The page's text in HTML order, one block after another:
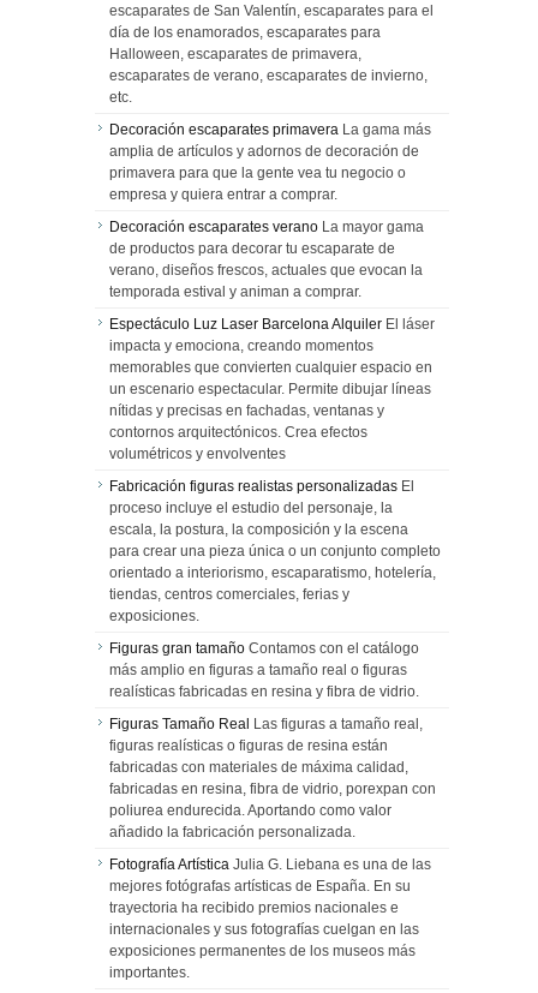
escaparates de San Valentín, escaparates para el
día de los enamorados, escaparates para
Halloween, escaparates de primavera,
escaparates de verano, escaparates de invierno,
etc.
Decoración escaparates primavera La gama más
amplia de artículos y adornos de decoración de
primavera para que la gente vea tu negocio o
empresa y quiera entrar a comprar.
Decoración escaparates verano La mayor gama
de productos para decorar tu escaparate de
verano, diseños frescos, actuales que evocan la
temporada estival y animan a comprar.
Espectáculo Luz Laser Barcelona Alquiler El láser
impacta y emociona, creando momentos
memorables que convierten cualquier espacio en
un escenario espectacular. Permite dibujar líneas
nítidas y precisas en fachadas, ventanas y
contornos arquitectónicos. Crea efectos
volumétricos y envolventes
Fabricación figuras realistas personalizadas El
proceso incluye el estudio del personaje, la
escala, la postura, la composición y la escena
para crear una pieza única o un conjunto completo
orientado a interiorismo, escaparatismo, hotelería,
tiendas, centros comerciales, ferias y
exposiciones.
Figuras gran tamaño Contamos con el catálogo
más amplio en figuras a tamaño real o figuras
realísticas fabricadas en resina y fibra de vidrio.
Figuras Tamaño Real Las figuras a tamaño real,
figuras realísticas o figuras de resina están
fabricadas con materiales de máxima calidad,
fabricadas en resina, fibra de vidrio, porexpan con
poliurea endurecida. Aportando como valor
añadido la fabricación personalizada.
Fotografía Artística Julia G. Liebana es una de las
mejores fotógrafas artísticas de España. En su
trayectoria ha recibido premios nacionales e
internacionales y sus fotografías cuelgan en las
exposiciones permanentes de los museos más
importantes.